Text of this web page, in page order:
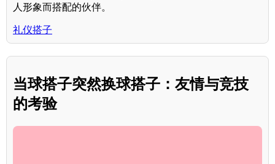
人形象而搭配的伙伴。
礼仪搭子
当球搭子突然换球搭子：友情与竞技
的考验